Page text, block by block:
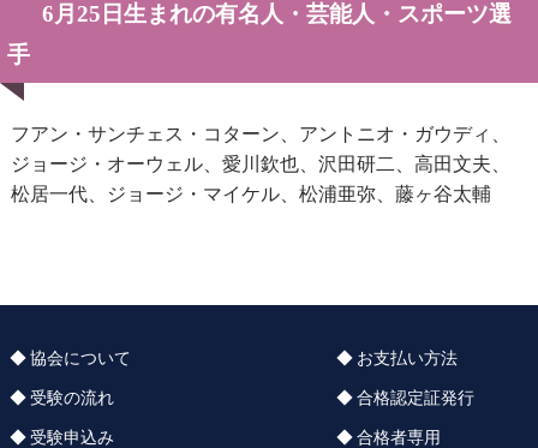
6月25日生まれの有名人・芸能人・スポーツ選
手
フアン・サンチェス・コターン、アントニオ・ガウディ、
ジョージ・オーウェル、愛川欽也、沢田研二、高田文夫、
松居一代、ジョージ・マイケル、松浦亜弥、藤ヶ谷太輔
協会について
受験の流れ
受験申込み
お支払い方法
合格認定証発行
合格者専用